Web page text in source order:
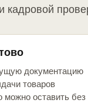
кадровой
документацию
товаров
можно оставить без